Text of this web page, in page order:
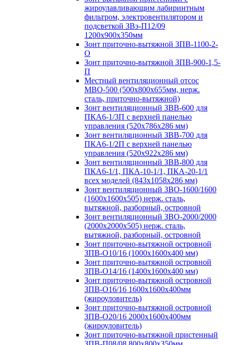
жироулавливающим лабиринтным
фильтром, электровентилятором и
подсветкой ЗВэ-П12/09
1200х900х350мм
Зонт приточно-вытяжной ЗПВ-1100-2-
О
Зонт приточно-вытяжной ЗПВ-900-1,5-
П
Местный вентиляционный отсос
МВО-500 (500х800х655мм, нерж.
сталь, приточно-вытяжной)
Зонт вентиляционный ЗВВ-600 для
ПКА6-1/3П с верхней панелью
управления (520х786х286 мм)
Зонт вентиляционный ЗВВ-700 для
ПКА6-1/2П с верхней панелью
управления (520х922х286 мм)
Зонт вентиляционный ЗВВ-800 для
ПКА6-1/1, ПКА-10-1/1, ПКА-20-1/1
всех моделей (843х1058х286 мм)
Зонт вентиляционный ЗВО-1600/1600
(1600х1600х505) нерж. сталь,
вытяжной, разборный, островной
Зонт вентиляционный ЗВО-2000/2000
(2000х2000х505) нерж. сталь,
вытяжной, разборный, островной
Зонт приточно-вытяжной островной
ЗПВ-О10/16 (1000х1600х400 мм)
Зонт приточно-вытяжной островной
ЗПВ-О14/16 (1400х1600х400 мм)
Зонт приточно-вытяжной островной
ЗПВ-О16/16 1600х1600х400мм
(жироуловитель)
Зонт приточно-вытяжной островной
ЗПВ-О20/16 2000х1600х400мм
(жироуловитель)
Зонт приточно-вытяжной пристенный